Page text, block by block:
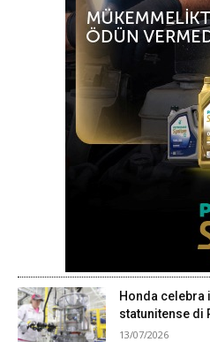
Honda celebra
statunitense di
13/07/2026